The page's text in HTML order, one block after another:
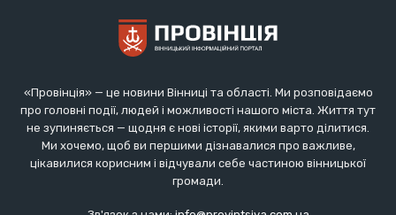
«Провінція» — це новини Вінниці та області. Ми розповідаємо
про головні події, людей і можливості нашого міста. Життя тут
не зупиняється — щодня є нові історії, якими варто ділитися.
Ми хочемо, щоб ви першими дізнавалися про важливе,
цікавилися корисним і відчували себе частиною вінницької
громади.